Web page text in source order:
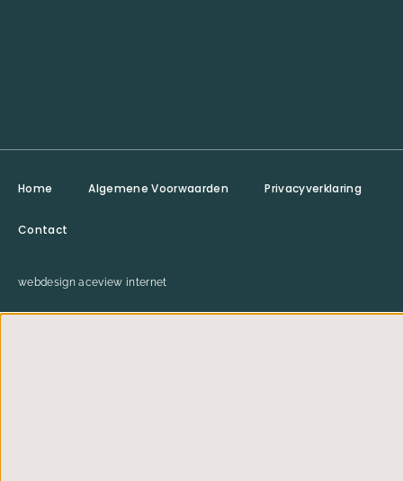
webdesign aceview internet
Home Algemene Voorwaarden Privacyverklaring
Contact